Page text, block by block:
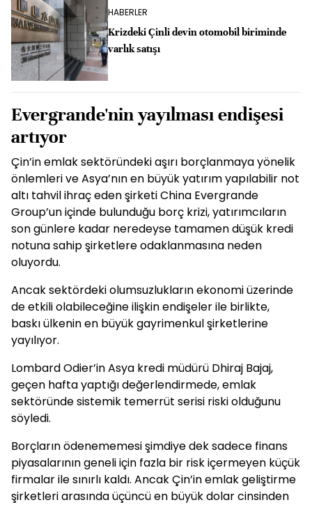
HABERLER
Krizdeki Çinli devin otomobil biriminde
varlık satışı
Evergrande'nin yayılması endişesi
artıyor
Çin’in emlak sektöründeki aşırı borçlanmaya yönelik
önlemleri ve Asya’nın en büyük yatırım yapılabilir not
altı tahvil ihraç eden şirketi China Evergrande
Group’un içinde bulunduğu borç krizi, yatırımcıların
son günlere kadar neredeyse tamamen düşük kredi
notuna sahip şirketlere odaklanmasına neden
oluyordu.
Ancak sektördeki olumsuzlukların ekonomi üzerinde
de etkili olabileceğine ilişkin endişeler ile birlikte,
baskı ülkenin en büyük gayrimenkul şirketlerine
yayılıyor.
Lombard Odier’in Asya kredi müdürü Dhiraj Bajaj,
geçen hafta yaptığı değerlendirmede, emlak
sektöründe sistemik temerrüt serisi riski olduğunu
söyledi.
Borçların ödenememesi şimdiye dek sadece finans
piyasalarının geneli için fazla bir risk içermeyen küçük
firmalar ile sınırlı kaldı. Ancak Çin’in emlak geliştirme
şirketleri arasında üçüncü en büyük dolar cinsinden